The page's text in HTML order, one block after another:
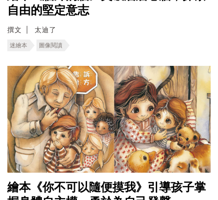
自由的堅定意志
撰文 太迪了
迷繪本 圖像閱讀
繪本《你不可以隨便摸我》引導孩子掌